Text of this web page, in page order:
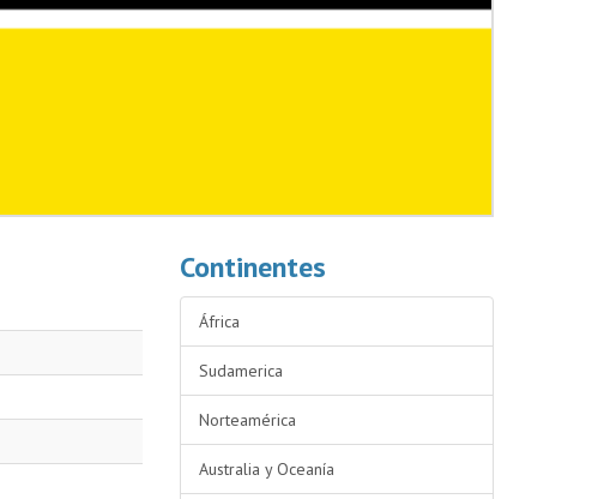
Continentes
África
Sudamerica
Norteamérica
Australia y Oceanía